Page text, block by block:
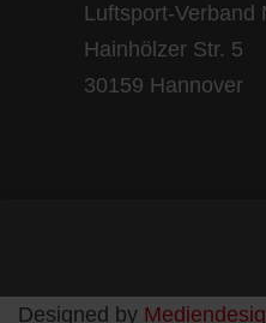
Luftsport-Verband
Hainhölzer Str. 5
30159 Hannover
Designed by